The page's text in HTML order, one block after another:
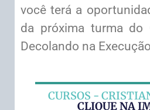
você terá a
da próxima turma do
Decolando na
CURSOS -
CLIQUE NA